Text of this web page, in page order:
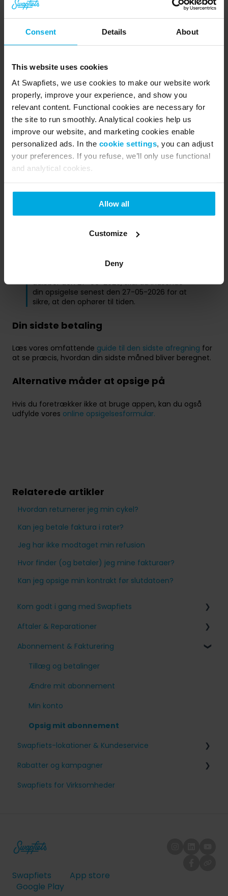
Consent Details About
This website uses cookies
At Swapfiets, we use cookies to make our website work
properly, improve your experience, and show you
relevant content. Functional cookies are necessary for
the site to run smoothly. Analytical cookies help us
improve our website, and marketing cookies enable
personalized ads. In the cookie settings, you can adjust
your preferences. If you refuse, we’ll only use functional
and analytical cookies.
Allow all
Customize
Deny
⚠️Vigtigt om returnering af cykel:
Du skal
aflevere din cykel til os inden den allersidste
dag i din abonnementsperiode. Hvis du ikke
afleverer cyklen til tiden, vil dit abonnement
forblive aktivt, og vi vil fortsætte med at
Forstå dit opsigelsesvarsel
Fleksible abonnementer (Måned-til-
måned):Vi har et opsigelsesvarsel på én
måned. Du kan fortsætte med at bruge din
cykel i præcis én måned efter den dag, du
opsiger abonnementet.
Loyalitetssabonnementer (6 eller 12
måneders minimumskontrakter):
udløbet af din 6- eller 12-måneders
kontraktperiode. For at afslutte din kontrakt
præcis på dens mindsteudløbsdato, skal du
Du kan godt opsige tidligere, hvis du vil, men dit
udløber den 27-06-2026, skal du indsende
din opsigelse senest den 27-05-2026 for at
sikre, at den ophører til tiden.
Din sidste betaling
Læs vores omfattende guide til den sidste afregning for
at se præcis, hvordan din sidste måned bliver beregnet.
Alternative måder at opsige på
Hvis du foretrækker ikke at bruge appen, kan du også
udfylde vores online opsigelsesformular.
Relaterede artikler
Hvordan returnerer jeg min cykel?
Kan jeg betale faktura i rater?
Jeg har ikke modtaget min refusion
Hvor finder (og betaler) jeg mine fakturaer?
Kan jeg opsige min kontrakt før slutdatoen?
Kom godt i gang med Swapfiets
Tilmelding til Swapfiets
Modtagelse af min cykel
Vores cykler og funktioner
Aftaler & Reparationer
Problemer med min Swapfiets
Jeg har en aftale planlagt
Andre spørgsmål
Abonnement & Fakturering
Tillæg og betalinger
Ændre mit abonnement
Min konto
Opsig mit abonnement
Swapfiets-lokationer & Kundeservice
Danmark
Rabatter og kampagner
Venner med fordele
Swapfiets for Virksomheder
Swapfiets
App store
Google Play